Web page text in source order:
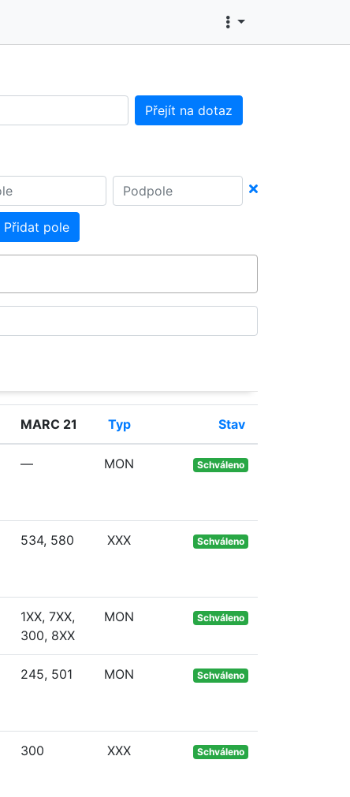
Přejít na dotaz
Přidat pole
MARC 21 Typ Stav
— MON Schváleno
534, 580 XXX Schváleno
1XX, 7XX,
300, 8XX
MON Schváleno
245, 501 MON Schváleno
300 XXX Schváleno